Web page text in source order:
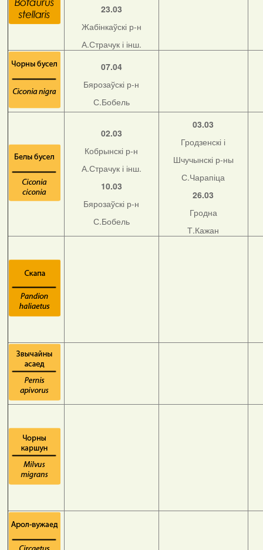
23.03
Жабінкаўскі р-н
А.Страчук і інш.
07.04
Бярозаўскі р-н
С.Бобель
02.03
Кобрынскі р-н
А.Страчук і інш.
10.03
Бярозаўскі р-н
С.Бобель
03.03
Гродзенскі і
Шчучынскі р-ны
С.Чарапіца
26.03
Гродна
Т.Кажан